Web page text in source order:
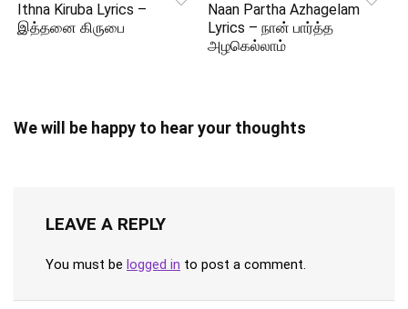
Ithna Kiruba Lyrics –
இத்தனை கிருபை
Naan Partha Azhagelam
Lyrics – நான் பார்த்த
அழகெல்லாம்
We will be happy to hear your thoughts
LEAVE A REPLY
You must be logged in to post a comment.